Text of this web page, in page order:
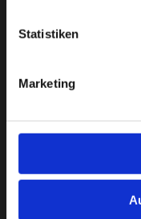
Statistiken
Marketing
Städt.